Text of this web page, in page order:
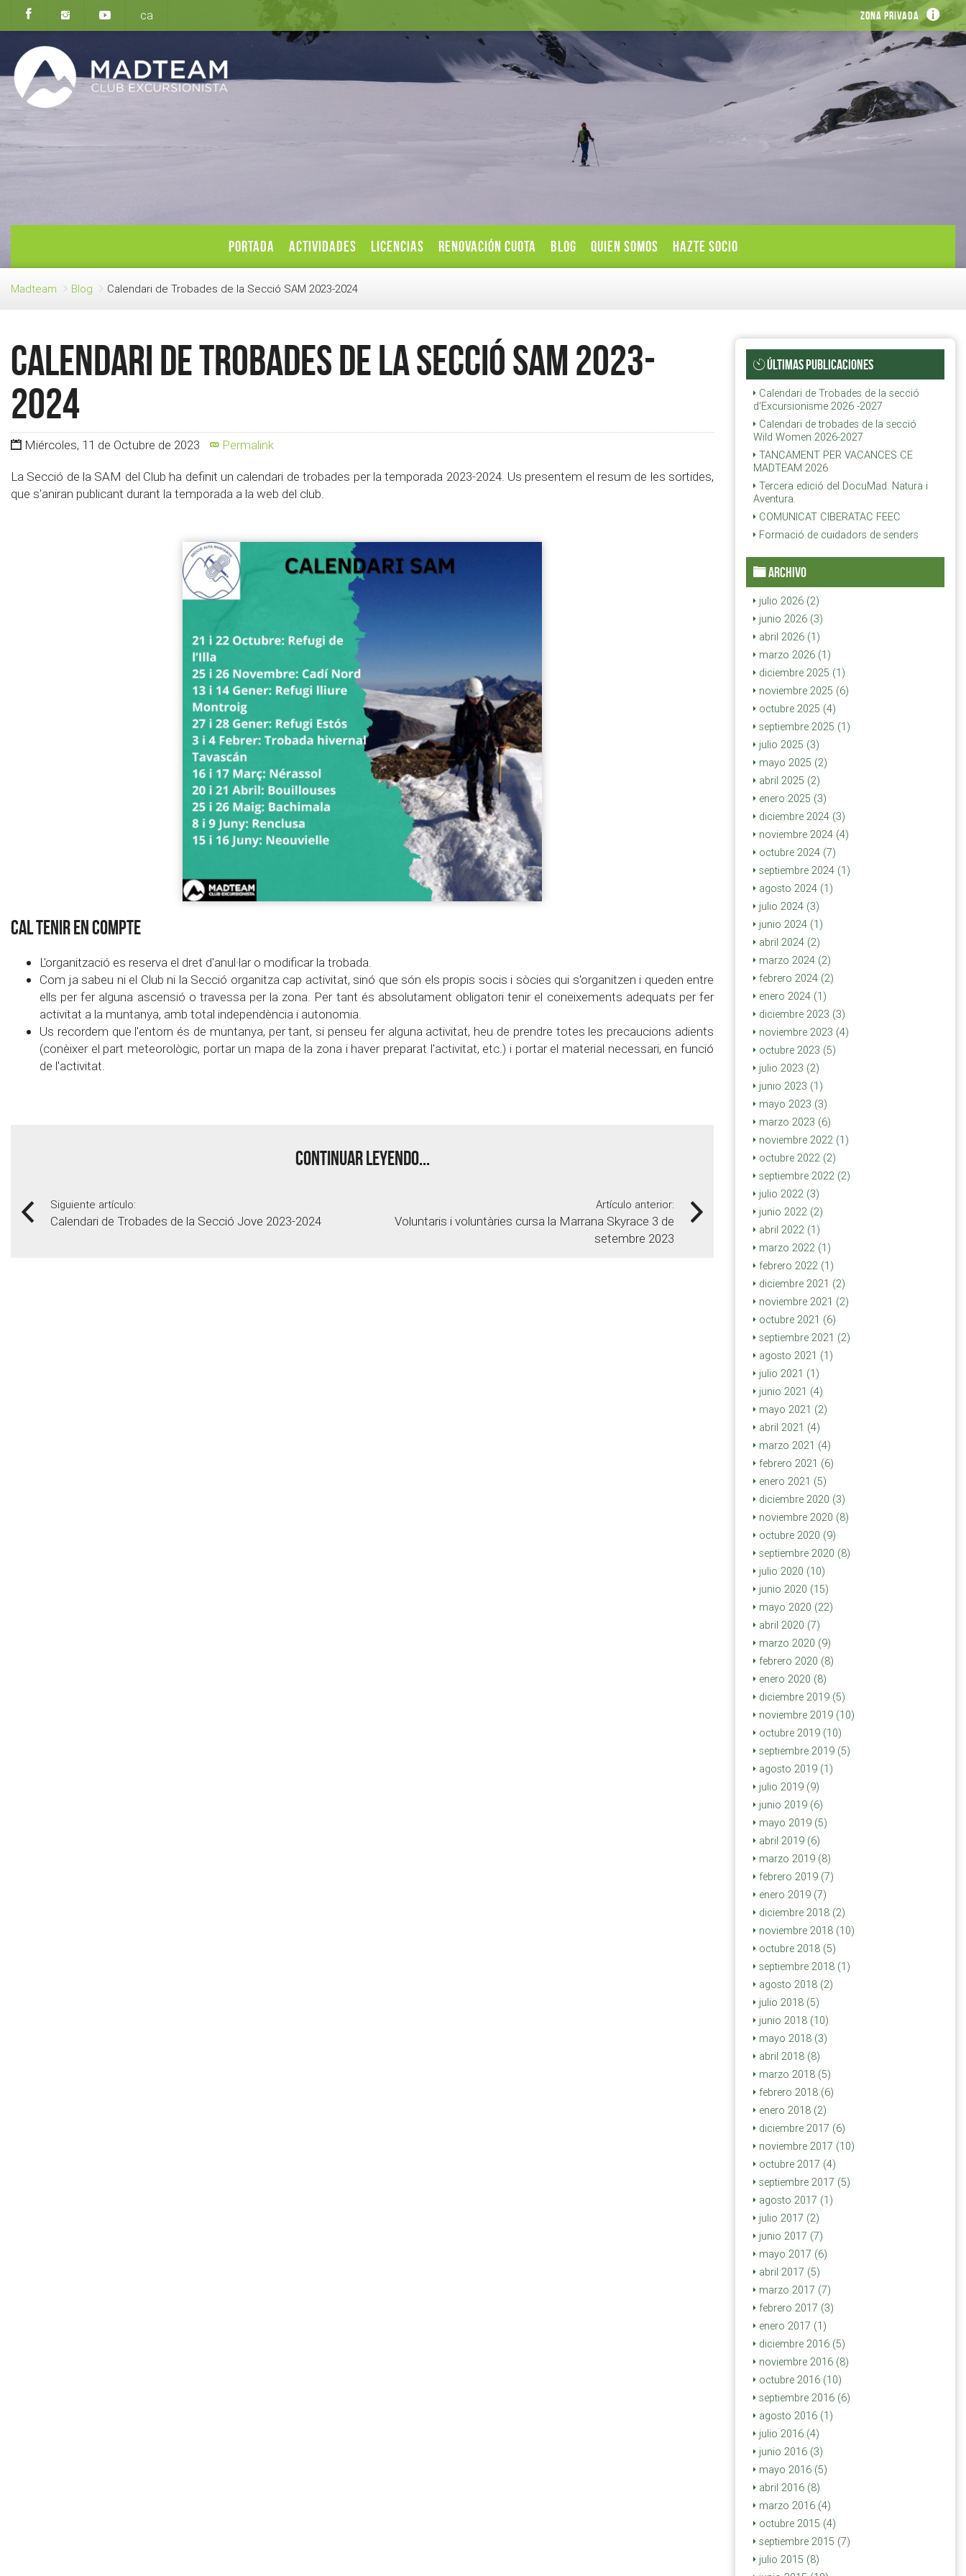
ca Zona privada
PORTADA ACTIVIDADES LICENCIAS RENOVACIÓN CUOTA BLOG QUIEN SOMOS HAZTE SOCIO
Madteam Blog Calendari de Trobades de la Secció SAM 2023-2024
Calendari de Trobades de la Secció SAM 2023-
2024
Miércoles, 11 de Octubre de 2023
Permalink
La Secció de la SAM del Club ha definit un calendari de trobades per la temporada 2023-2024. Us presentem el resum de les sortides,
que s'aniran publicant durant la temporada a la web del club.
CAL TENIR EN COMPTE
L'organització es reserva el dret d'anul·lar o modificar la trobada.
Com ja sabeu ni el Club ni la Secció organitza cap activitat, sinó que són els propis socis i sòcies qui s'organitzen i queden entre
ells per fer alguna ascensió o travessa per la zona. Per tant és absolutament obligatori tenir el coneixements adequats per fer
activitat a la muntanya, amb total independència i autonomia.
Us recordem que l'entorn és de muntanya, per tant, si penseu fer alguna activitat, heu de prendre totes les precaucions adients
(conèixer el part meteorològic, portar un mapa de la zona i haver preparat l'activitat, etc.) i portar el material necessari, en funció
de l'activitat.
Continuar leyendo...
Siguiente artículo:
Calendari de Trobades de la Secció Jove 2023-2024
Artículo anterior:
Voluntaris i voluntàries cursa la Marrana Skyrace 3 de
setembre 2023
ÚLTIMAS PUBLICACIONES
Calendari de Trobades de la secció
d'Excursionisme 2026 -2027
Calendari de trobades de la secció
Wild Women 2026-2027
TANCAMENT PER VACANCES CE
MADTEAM 2026
Tercera edició del DocuMad. Natura i
Aventura.
COMUNICAT CIBERATAC FEEC
Formació de cuidadors de senders
ARCHIVO
julio 2026 (2)
junio 2026 (3)
abril 2026 (1)
marzo 2026 (1)
diciembre 2025 (1)
noviembre 2025 (6)
octubre 2025 (4)
septiembre 2025 (1)
julio 2025 (3)
mayo 2025 (2)
abril 2025 (2)
enero 2025 (3)
diciembre 2024 (3)
noviembre 2024 (4)
octubre 2024 (7)
septiembre 2024 (1)
agosto 2024 (1)
julio 2024 (3)
junio 2024 (1)
abril 2024 (2)
marzo 2024 (2)
febrero 2024 (2)
enero 2024 (1)
diciembre 2023 (3)
noviembre 2023 (4)
octubre 2023 (5)
julio 2023 (2)
junio 2023 (1)
mayo 2023 (3)
marzo 2023 (6)
noviembre 2022 (1)
octubre 2022 (2)
septiembre 2022 (2)
julio 2022 (3)
junio 2022 (2)
abril 2022 (1)
marzo 2022 (1)
febrero 2022 (1)
diciembre 2021 (2)
noviembre 2021 (2)
octubre 2021 (6)
septiembre 2021 (2)
agosto 2021 (1)
julio 2021 (1)
junio 2021 (4)
mayo 2021 (2)
abril 2021 (4)
marzo 2021 (4)
febrero 2021 (6)
enero 2021 (5)
diciembre 2020 (3)
noviembre 2020 (8)
octubre 2020 (9)
septiembre 2020 (8)
julio 2020 (10)
junio 2020 (15)
mayo 2020 (22)
abril 2020 (7)
marzo 2020 (9)
febrero 2020 (8)
enero 2020 (8)
diciembre 2019 (5)
noviembre 2019 (10)
octubre 2019 (10)
septiembre 2019 (5)
agosto 2019 (1)
julio 2019 (9)
junio 2019 (6)
mayo 2019 (5)
abril 2019 (6)
marzo 2019 (8)
febrero 2019 (7)
enero 2019 (7)
diciembre 2018 (2)
noviembre 2018 (10)
octubre 2018 (5)
septiembre 2018 (1)
agosto 2018 (2)
julio 2018 (5)
junio 2018 (10)
mayo 2018 (3)
abril 2018 (8)
marzo 2018 (5)
febrero 2018 (6)
enero 2018 (2)
diciembre 2017 (6)
noviembre 2017 (10)
octubre 2017 (4)
septiembre 2017 (5)
agosto 2017 (1)
julio 2017 (2)
junio 2017 (7)
mayo 2017 (6)
abril 2017 (5)
marzo 2017 (7)
febrero 2017 (3)
enero 2017 (1)
diciembre 2016 (5)
noviembre 2016 (8)
octubre 2016 (10)
septiembre 2016 (6)
agosto 2016 (1)
julio 2016 (4)
junio 2016 (3)
mayo 2016 (5)
abril 2016 (8)
marzo 2016 (4)
octubre 2015 (4)
septiembre 2015 (7)
julio 2015 (8)